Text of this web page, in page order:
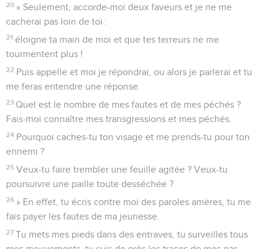
20 » Seulement, accorde-moi deux faveurs et je ne me
cacherai pas loin de toi :
21 éloigne ta main de moi et que tes terreurs ne me
tourmentent plus !
22 Puis appelle et moi je répondrai, ou alors je parlerai et tu
me feras entendre une réponse.
23 Quel est le nombre de mes fautes et de mes péchés ?
Fais-moi connaître mes transgressions et mes péchés.
24 Pourquoi caches-tu ton visage et me prends-tu pour ton
ennemi ?
25 Veux-tu faire trembler une feuille agitée ? Veux-tu
poursuivre une paille toute desséchée ?
26 » En effet, tu écris contre moi des paroles amères, tu me
fais payer les fautes de ma jeunesse.
27 Tu mets mes pieds dans des entraves, tu surveilles tous